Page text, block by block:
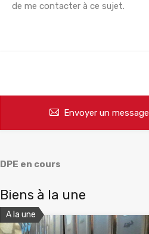
Envoyer un message
DPE en cours
Biens à la une
A la une